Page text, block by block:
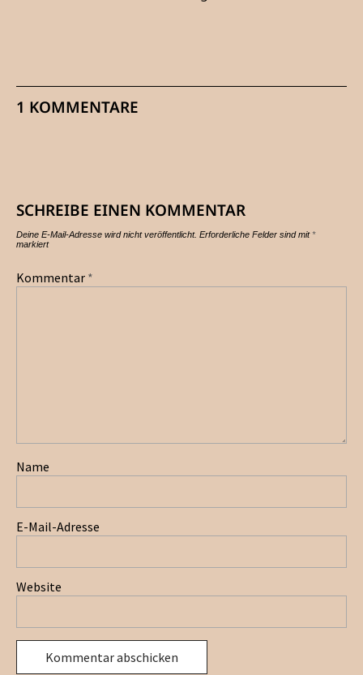
1 KOMMENTARE
SCHREIBE EINEN KOMMENTAR
Deine E-Mail-Adresse wird nicht veröffentlicht. Erforderliche Felder sind mit*
markiert
Kommentar *
Name
E-Mail-Adresse
Website